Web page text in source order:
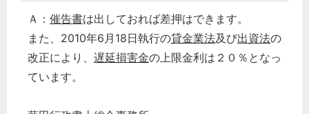
Ａ： 催告書は出しておれば差押はできます。
また、2010年6月18日執行の貸金業法及び出資法の
改正により、 遅延損害金の上限金利は２０％となっ
ています。